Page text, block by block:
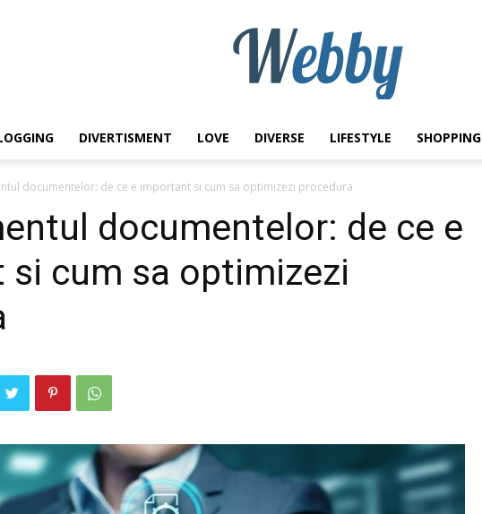
DIVERTISMENT LOVE DIVERSE LIFESTYLE SHOPPING
documentelor: de ce e important si cum sa optimizezi procedura
documentelor: de ce e
cum sa optimizezi